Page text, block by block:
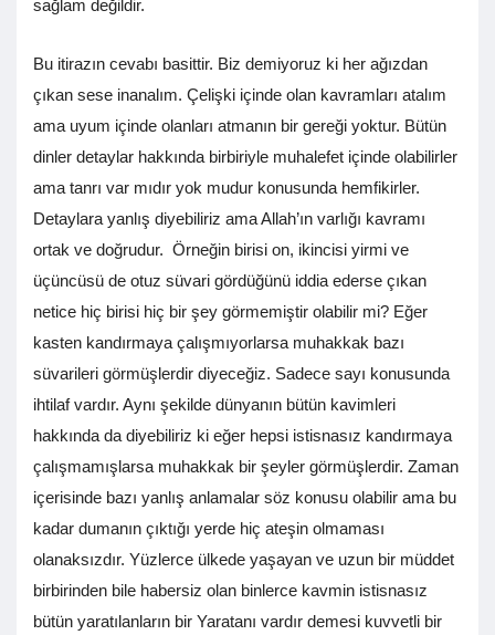
sağlam değildir.
Bu itirazın cevabı basittir. Biz demiyoruz ki her ağızdan
çıkan sese inanalım. Çelişki içinde olan kavramları atalım
ama uyum içinde olanları atmanın bir gereği yoktur. Bütün
dinler detaylar hakkında birbiriyle muhalefet içinde olabilirler
ama tanrı var mıdır yok mudur konusunda hemfikirler.
Detaylara yanlış diyebiliriz ama Allah’ın varlığı kavramı
ortak ve doğrudur. Örneğin birisi on, ikincisi yirmi ve
üçüncüsü de otuz süvari gördüğünü iddia ederse çıkan
netice hiç birisi hiç bir şey görmemiştir olabilir mi? Eğer
kasten kandırmaya çalışmıyorlarsa muhakkak bazı
süvarileri görmüşlerdir diyeceğiz. Sadece sayı konusunda
ihtilaf vardır. Aynı şekilde dünyanın bütün kavimleri
hakkında da diyebiliriz ki eğer hepsi istisnasız kandırmaya
çalışmamışlarsa muhakkak bir şeyler görmüşlerdir. Zaman
içerisinde bazı yanlış anlamalar söz konusu olabilir ama bu
kadar dumanın çıktığı yerde hiç ateşin olmaması
olanaksızdır. Yüzlerce ülkede yaşayan ve uzun bir müddet
birbirinden bile habersiz olan binlerce kavmin istisnasız
bütün yaratılanların bir Yaratanı vardır demesi kuvvetli bir